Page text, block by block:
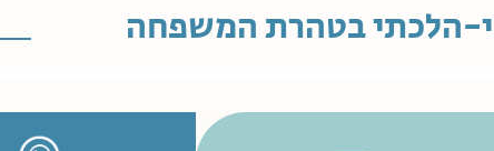
הלכתי בטהרת המשפחה